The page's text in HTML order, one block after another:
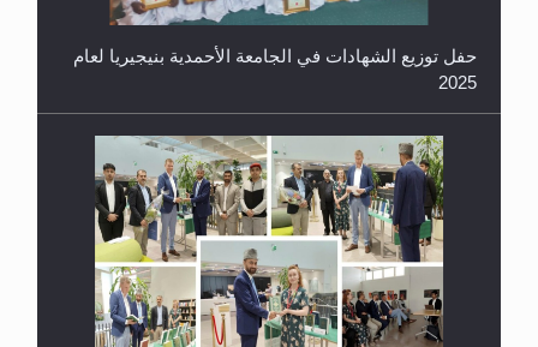
حفل توزيع الشهادات في الجامعة الأحمدية بنيجيريا لعام
2025